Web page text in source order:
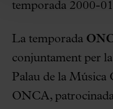
temporada 2000-
La temporada
conjuntament per
Palau de la Música
ONCA,